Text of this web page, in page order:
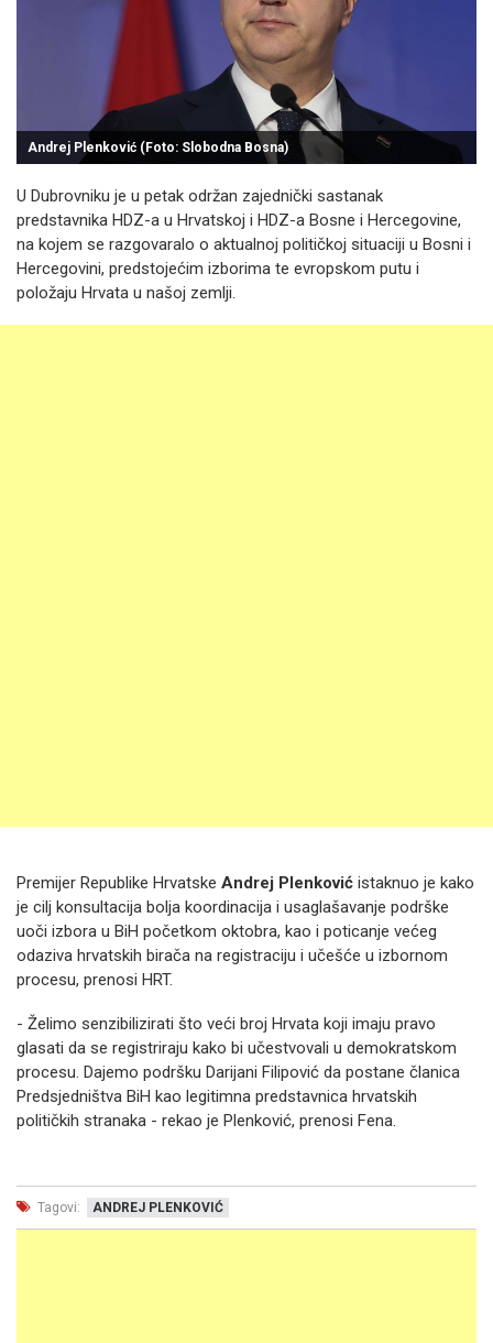
Andrej Plenković (Foto: Slobodna Bosna)
U Dubrovniku je u petak održan zajednički sastanak
predstavnika HDZ-a u Hrvatskoj i HDZ-a Bosne i Hercegovine,
na kojem se razgovaralo o aktualnoj političkoj situaciji u Bosni i
Hercegovini, predstojećim izborima te evropskom putu i
položaju Hrvata u našoj zemlji.
Premijer Republike Hrvatske Andrej Plenković istaknuo je kako
je cilj konsultacija bolja koordinacija i usaglašavanje podrške
uoči izbora u BiH početkom oktobra, kao i poticanje većeg
odaziva hrvatskih birača na registraciju i učešće u izbornom
procesu, prenosi HRT.
- Želimo senzibilizirati što veći broj Hrvata koji imaju pravo
glasati da se registriraju kako bi učestvovali u demokratskom
procesu. Dajemo podršku Darijani Filipović da postane članica
Predsjedništva BiH kao legitimna predstavnica hrvatskih
političkih stranaka - rekao je Plenković, prenosi Fena.
Tagovi: ANDREJ PLENKOVIĆ